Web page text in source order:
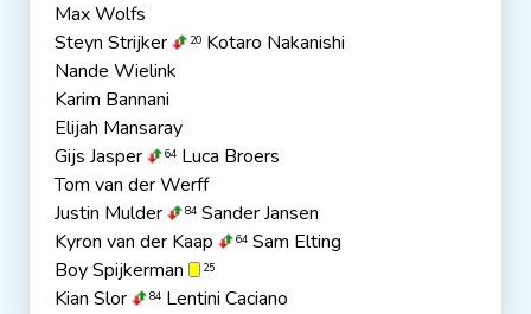
Max Wolfs
Steyn Strijker
20 Kotaro Nakanishi
Nande Wielink
Karim Bannani
Elijah Mansaray
Gijs Jasper
64 Luca Broers
Tom van der Werff
Justin Mulder
84 Sander Jansen
Kyron van der Kaap
64 Sam Elting
Boy Spijkerman
25
Kian Slor 84 Lentini Caciano